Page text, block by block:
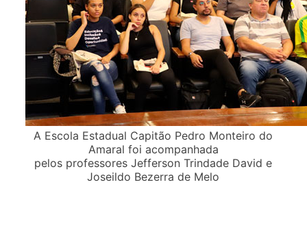
A Escola Estadual Capitão Pedro Monteiro do
Amaral foi acompanhada
pelos professores Jefferson Trindade David e
Joseildo Bezerra de Melo